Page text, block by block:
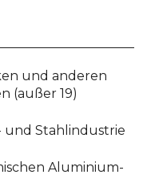
und anderen
(außer 19)
und Stahlindustrie
Aluminium-